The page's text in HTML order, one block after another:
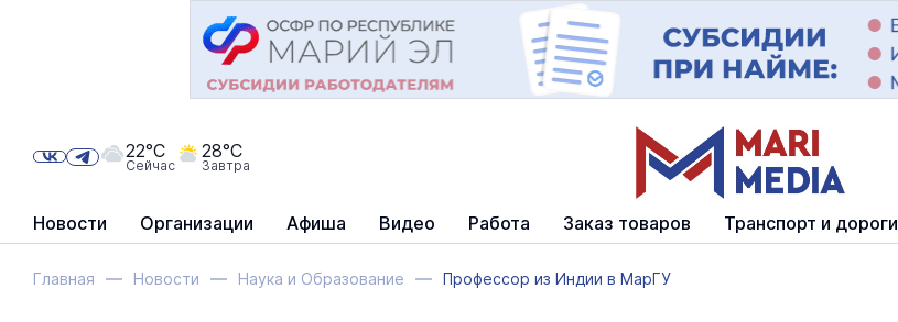
Новости Организации Афиша Видео Работа Заказ товаров Транспорт и дороги
22°C
Сейчас
28°C
Завтра
Главная Новости Наука и Образование Профессор из Индии в МарГУ